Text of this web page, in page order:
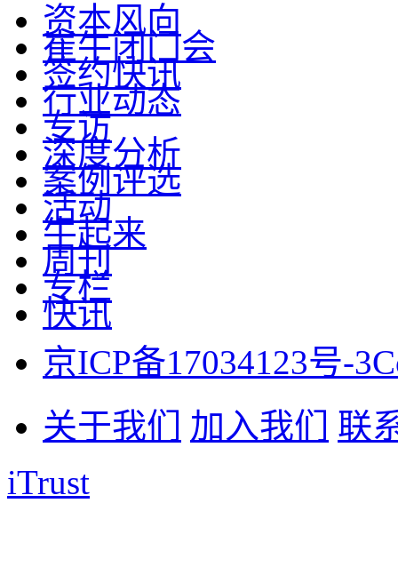
资本风向
崔牛闭门会
签约快讯
行业动态
专访
深度分析
案例评选
活动
牛起来
周刊
专栏
快讯
京ICP备17034123号-3
关于我们
加入我们
联
iTrust